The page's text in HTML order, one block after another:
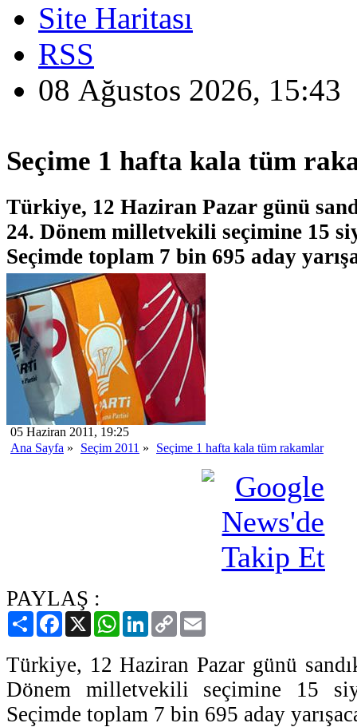
Site Haritası
RSS
08 Ağustos 2026, 15:43
Seçime 1 hafta kala tüm
Türkiye, 12 Haziran Pazar günü
24. Dönem milletvekili seçimine 15
Seçimde toplam 7 bin 695 aday
05 Haziran 2011, 19:25
Ana Sayfa » Seçim 2011 » Seçime 1 hafta kala tüm rakamlar
PAYLAŞ :
PaylaşFacebook
X WhatsAppLinkedIn
Copy
Link
Türkiye, 12 Haziran Pazar günü
Dönem milletvekili seçimine 15
Seçimde toplam 7 bin 695 aday